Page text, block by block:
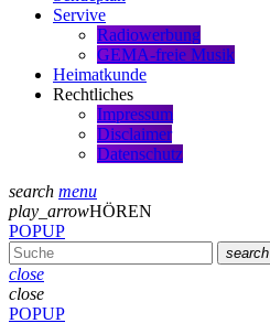
Servive
Radiowerbung
GEMA-freie Musik
Heimatkunde
Rechtliches
Impressum
Disclaimer
Datenschutz
search menu
play_arrowHÖREN
POPUP
search
close
close
POPUP